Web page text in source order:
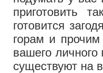
приготовить
готовится
горам и
вашего личного
существуют на